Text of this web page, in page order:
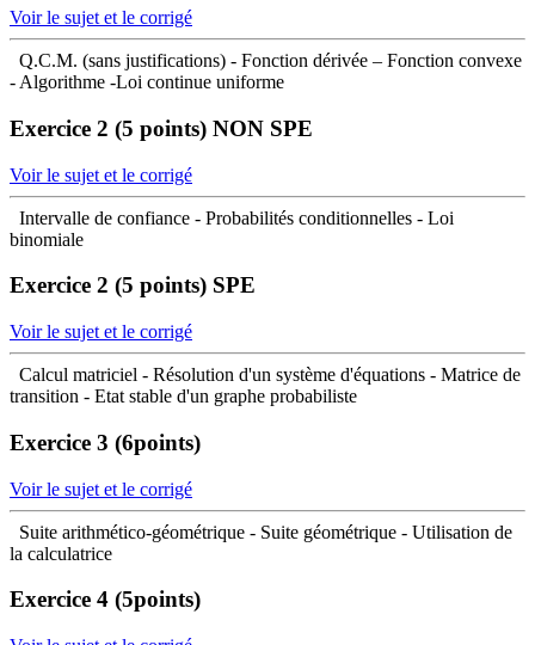
Voir le sujet et le corrigé
Q.C.M. (sans justifications) - Fonction dérivée – Fonction convexe
- Algorithme -Loi continue uniforme
Exercice 2 (5 points) NON SPE
Voir le sujet et le corrigé
Intervalle de confiance - Probabilités conditionnelles - Loi
binomiale
Exercice 2 (5 points) SPE
Voir le sujet et le corrigé
Calcul matriciel - Résolution d'un système d'équations - Matrice de
transition - Etat stable d'un graphe probabiliste
Exercice 3 (6points)
Voir le sujet et le corrigé
Suite arithmético-géométrique - Suite géométrique - Utilisation de
la calculatrice
Exercice 4 (5points)